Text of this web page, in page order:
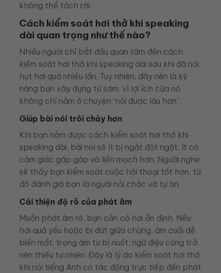
không thể tách rời.
Cách kiểm soát hơi thở khi speaking
dài quan trọng như thế nào?
Nhiều người chỉ bắt đầu quan tâm đến cách
kiểm soát hơi thở khi speaking dài sau khi đã nói
hụt hơi quá nhiều lần. Tuy nhiên, đây nên là kỹ
năng bạn xây dựng từ sớm, vì lợi ích của nó
không chỉ nằm ở chuyện “nói được lâu hơn”.
Giúp bài nói trôi chảy hơn
Khi bạn nắm được cách kiểm soát hơi thở khi
speaking dài, bài nói sẽ ít bị ngắt đột ngột, ít có
cảm giác gấp gáp và liền mạch hơn. Người nghe
sẽ thấy bạn kiểm soát cuộc hội thoại tốt hơn, từ
đó đánh giá bạn là người nói chắc và tự tin.
Cải thiện độ rõ của phát âm
Muốn phát âm rõ, bạn cần có hơi ổn định. Nếu
hơi quá yếu hoặc bị đứt giữa chừng, âm cuối dễ
biến mất, trọng âm từ bị nuốt, ngữ điệu cũng trở
nên thiếu tự nhiên. Đây là lý do kiểm soát hơi thở
khi nói tiếng Anh có tác động trực tiếp đến phát